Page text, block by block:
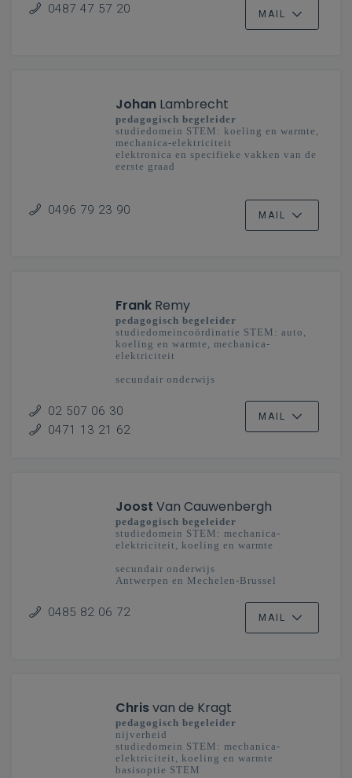
0487 47 57 20 MAIL
Johan Lambrecht
pedagogisch begeleider
studiedomein STEM: koeling en warmte,
mechanica-elektriciteit
elektronica en specifieke vakken van de
eerste graad
0496 79 23 90 MAIL
Frank Remy
pedagogisch begeleider
studiedomeincoördinatie STEM: auto,
koeling en warmte, mechanica-
elektriciteit
secundair onderwijs
02 507 06 30
0471 13 21 62
MAIL
Joost Van Cauwenbergh
pedagogisch begeleider
studiedomein STEM: mechanica-
elektriciteit, koeling en warmte
secundair onderwijs
Antwerpen en Mechelen-Brussel
0485 82 06 72 MAIL
Chrisvan de Kragt
pedagogisch begeleider
nijverheid
studiedomein STEM: mechanica-
elektriciteit, koeling en warmte
basisoptie STEM